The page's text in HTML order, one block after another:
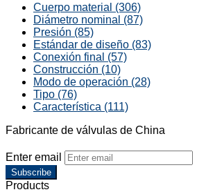
Cuerpo material (306)
Diámetro nominal (87)
Presión (85)
Estándar de diseño (83)
Conexión final (57)
Construcción (10)
Modo de operación (28)
Tipo (76)
Característica (111)
Fabricante de válvulas de China
Enter email
Subscribe
Products